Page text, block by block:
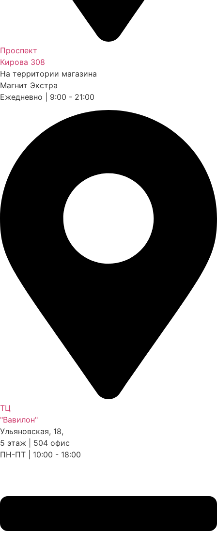
Проспект
Кирова 308
На территории магазина
Магнит Экстра
Ежедневно | 9:00 - 21:00
ТЦ
"Вавилон"
Ульяновская, 18,
5 этаж | 504 офис
ПН-ПТ | 10:00 - 18:00